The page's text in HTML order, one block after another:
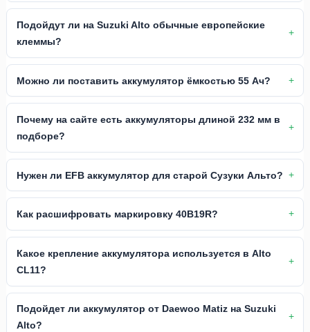
Подойдут ли на Suzuki Alto обычные европейские
клеммы?
Можно ли поставить аккумулятор ёмкостью 55 Ач?
Почему на сайте есть аккумуляторы длиной 232 мм в
подборе?
Нужен ли EFB аккумулятор для старой Сузуки Альто?
Как расшифровать маркировку 40B19R?
Какое крепление аккумулятора используется в Alto
CL11?
Подойдет ли аккумулятор от Daewoo Matiz на Suzuki
Alto?